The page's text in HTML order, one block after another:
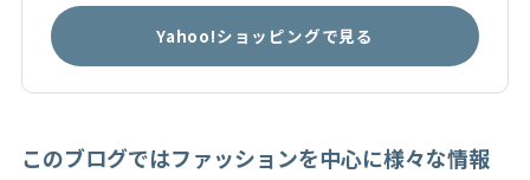
Yahoo!ショッピングで見る
このブログではファッションを中心に様々な情報